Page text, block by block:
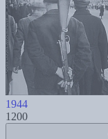
1944
1200